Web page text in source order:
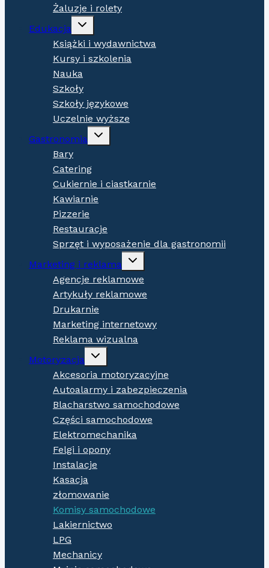
Żaluzje i rolety
Edukacja
Expand
menu
Książki i wydawnictwa
Kursy i szkolenia
Nauka
Szkoły
Szkoły językowe
Uczelnie wyższe
Gastronomia
Expand
Bary
Catering
Cukiernie i ciastkarnie
Kawiarnie
Pizzerie
Restauracje
Sprzęt i wyposażenie dla gastronomii
Marketing i reklama
Expand
Agencje reklamowe
Artykuły reklamowe
Drukarnie
Marketing internetowy
Reklama wizualna
Motoryzacja
Expand
menu
Akcesoria motoryzacyjne
Autoalarmy i zabezpieczenia
Blacharstwo samochodowe
Części samochodowe
Elektromechanika
Felgi i opony
Instalacje
Kasacja
złomowanie
Komisy samochodowe
Lakiernictwo
LPG
Mechanicy